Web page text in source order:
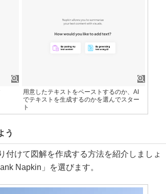
用意したテキストをペーストするのか、AI
でテキストを生成するのかを選んでスター
ト
う
付けて図解を作成する方法を紹介しましょ
Napkin」を選びます。